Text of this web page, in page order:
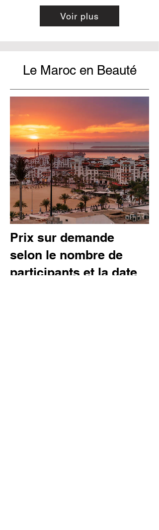
Voir plus
Le Maroc en Beauté
Prix sur demande
selon le nombre de
participants et la date